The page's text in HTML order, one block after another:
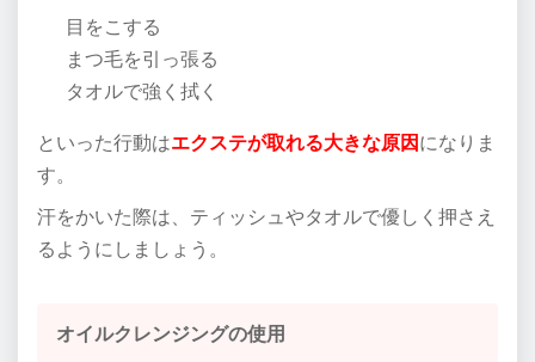
目をこする
まつ毛を引っ張る
タオルで強く拭く
といった行動はエクステが取れる大きな原因 になりま
す。
汗をかいた際は、ティッシュやタオルで優しく押さえ
るようにしましょう。
オイルクレンジングの使用